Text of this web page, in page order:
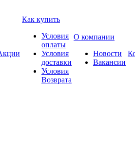
Как купить
Условия
оплаты
Условия
доставки
Условия
Возврата
О компании
Новости
Вакансии